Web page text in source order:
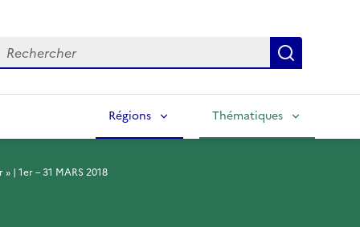
Régions Thématiques
| 1er – 31 MARS 2018